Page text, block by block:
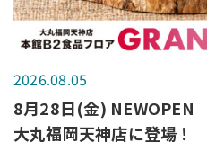
2026.08.05
8月28日(金) NEWOPEN
大丸福岡天神店に登場！